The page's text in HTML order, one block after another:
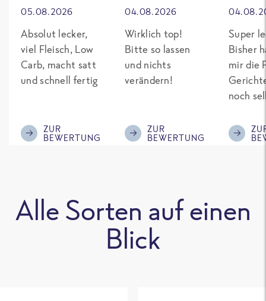
05.08.2026
Absolut lecker,
viel Fleisch, Low
Carb, macht satt
und schnell fertig
ZUR
BEWERTUNG
04.08.2026
Wirklich top!
Bitte so lassen
und nichts
verändern!
ZUR
BEWERTUNG
Super
Bisher
mir die
noch
Eiweiß.
was
Alle Sorten auf einen
Blick